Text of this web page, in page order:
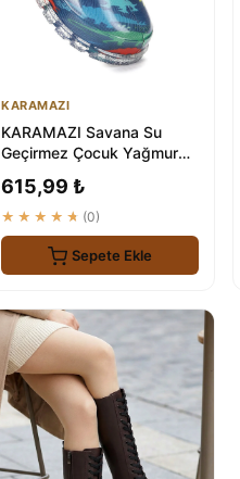
KARAMAZI
KARAMAZI Savana Su
Geçirmez Çocuk Yağmur
615,99 ₺
★★★★★ (0)
Sepete Ekle